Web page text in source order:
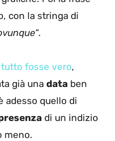
con la stringa di
“.
fosse vero,
già una data ben
adesso quello di
di un indizio
meno.